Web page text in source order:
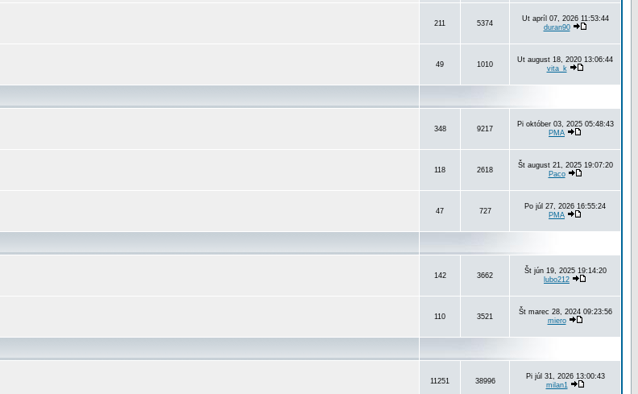
211 5374
Ut apríl 07, 2026 11:53:44
duran90
49 1010
Ut august 18, 2020 13:06:44
vita_k
348 9217
Pi október 03, 2025 05:48:43
PMA
118 2618
Št august 21, 2025 19:07:20
Paco
47 727
Po júl 27, 2026 16:55:24
PMA
142 3662
Št jún 19, 2025 19:14:20
lubo212
110 3521
Št marec 28, 2024 09:23:56
miero
11251 38996
Pi júl 31, 2026 13:00:43
milan1